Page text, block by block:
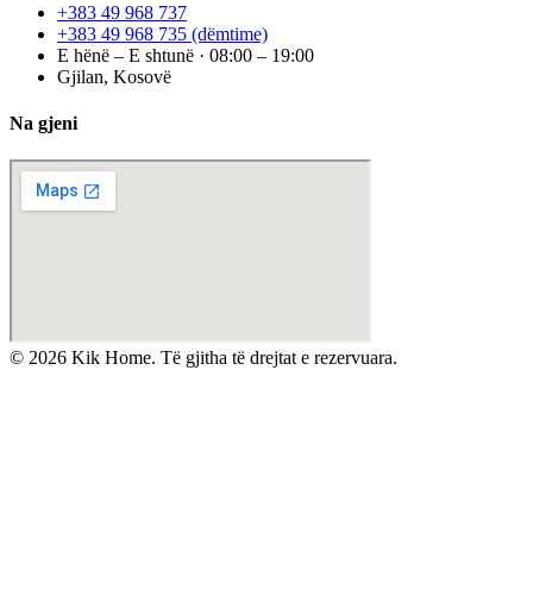
+383 49 968 737
+383 49 968 735 (dëmtime)
E hënë – E shtunë · 08:00 – 19:00
Gjilan, Kosovë
Na gjeni
© 2026 Kik Home. Të gjitha të drejtat e rezervuara.